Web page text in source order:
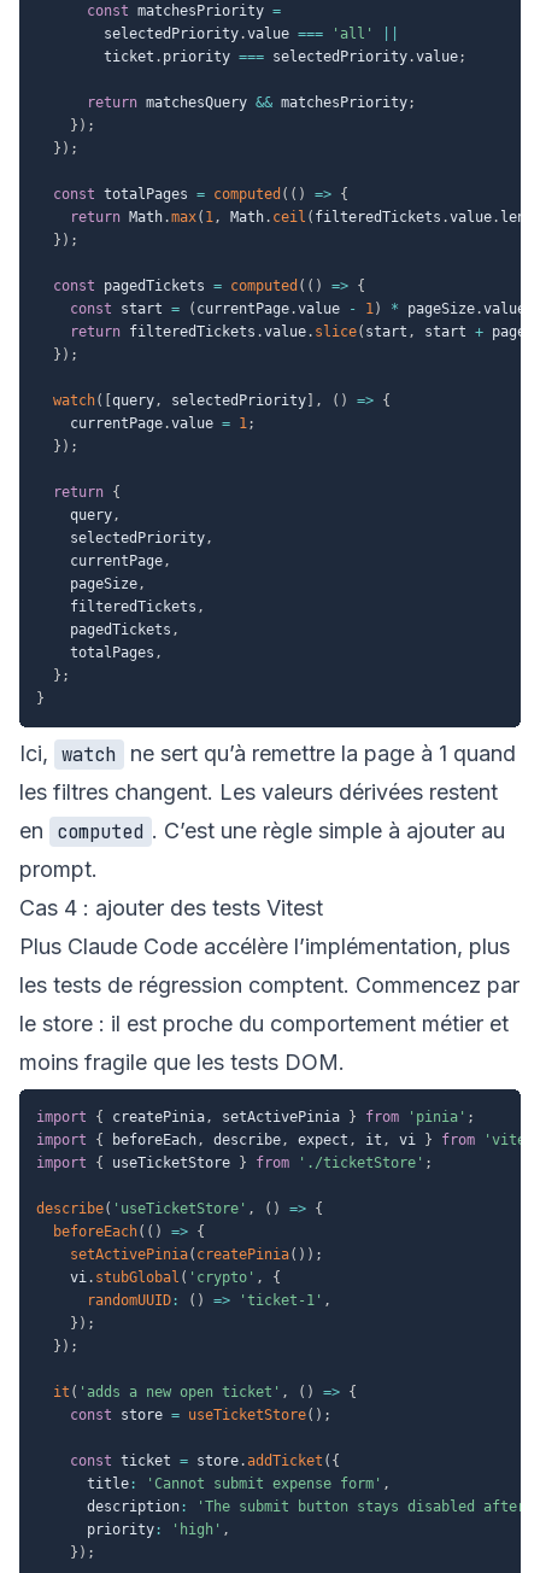
const matchesPriority =
        selectedPriority
.value === 'all'
        ticket
. priority === selectedPriority.value;
return matchesQuery && matchesPriority;
} ) ;
} ) ;
const totalPages = computed ( ( ) => {
return Math.max( 1, Math. ceil ( filteredTickets .value.
} ) ;
const pagedTickets = computed ( ( ) => {
const start = ( currentPage.value - 1) * pageSize.value
return filteredTickets .value. slice( start , start +
} ) ;
watch( query, selectedPriority , ( ) => {
    currentPage
.value = 1;
} ) ;
return {
    query
,
    selectedPriority
,
    currentPage
,
    pageSize
,
    filteredTickets
,
    pagedTickets
,
    totalPages
,
} ;
}
Ici, watch
ne sert qu’à remettre la page à 1 quand
les filtres changent. Les valeurs dérivées restent
en
computed . C’est une règle simple à ajouter au
prompt.
Cas 4 : ajouter des tests Vitest
Plus Claude Code accélère l’implémentation, plus
les tests de régression comptent. Commencez par
le store : il est proche du comportement métier et
moins fragile que les tests DOM.
import { createPinia, setActivePinia } from 'pinia' ;
import
{ beforeEach, describe, expect , it , vi } from
import
{ useTicketStore } from './ticketStore' ;
describe( 'useTicketStore' , ( ) => {
beforeEach( ( ) => {
setActivePinia( createPinia( ) ) ;
    vi
. stubGlobal ( 'crypto' ,
{
randomUUID : ( ) => 'ticket-1' ,
} ) ;
} ) ;
it ( 'adds a new open ticket' , ( ) => {
const store = useTicketStore( ) ;
const ticket = store.addTicket ( {
      title
: 'Cannot submit expense form' ,
      description
:
'The submit button stays disabled
      priority
: 'high' ,
} ) ;